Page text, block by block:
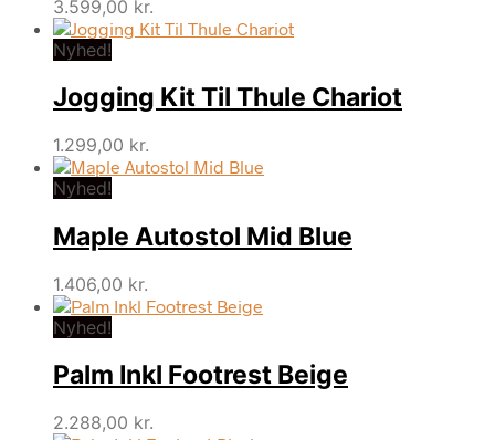
3.599,00 kr.
Nyhed!
Jogging Kit Til Thule Chariot
1.299,00 kr.
Nyhed!
Maple Autostol Mid Blue
1.406,00 kr.
Nyhed!
Palm Inkl Footrest Beige
2.288,00 kr.